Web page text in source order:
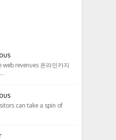
web revenues 온라인카지
can take a spin of